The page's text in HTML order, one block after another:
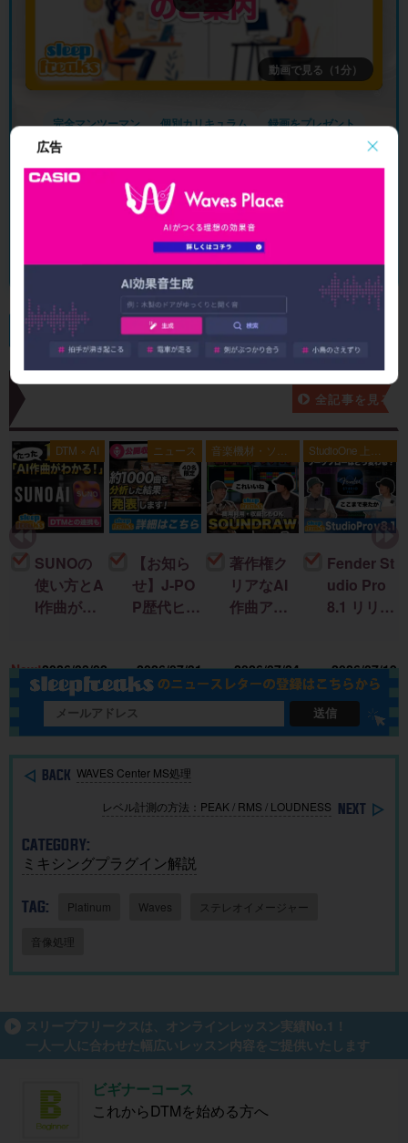
広告
動画で見る（1分）
完全マンツーマン 個別カリキュラム
録画をプレゼント
無料体験レッスンを受けてみる ▶
17年間・累計2,000名以上の受講実績
新着記事一覧 全記事を見る
DTM × AI
SUNOの
使い方とA
I作曲がわ
に生成AI
を取り入
れる基本
ガイド
New!2026/08/02
ニュース
【お知ら
せ】J-PO
P歴代ヒッ
析”する公
開収録イ
ベント開
催
2026/07/31
音楽機材・ソフ
ト
著作権ク
リアなAI
作曲アプ
Grid」｜M
ac・iOSで
単に作
成！
2026/07/24
StudioOne 上級
者編
Fender St
udio Pro
8.1 リリー
点まとめ
2026/07/19
送信
WAVES Center MS処理
レベル計測の方法：PEAK / RMS / LOUDNESS
CATEGORY:
ミキシングプラグイン解説
TAG: Platinum Waves ステレオイメージャー
音像処理
スリープフリークスは、オンラインレッスン実績No.1！
一人一人に合わせた幅広いレッスン内容をご提供いたします
ビギナーコース
これからDTMを始める方へ